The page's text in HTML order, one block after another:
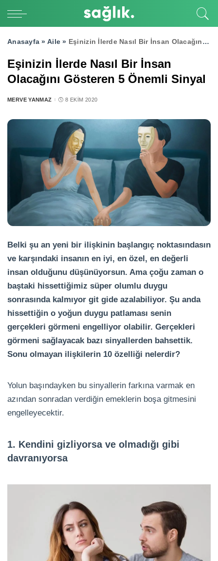
Anasayfa » Aile » Eşinizin İlerde Nasıl Bir İnsan Olacağını Gösteren 5 Önemli Sinyal
Eşinizin İlerde Nasıl Bir İnsan
Olacağını Gösteren 5 Önemli Sinyal
POSTED
MERVE YANMAZ 8 EKIM 2020
Belki şu an yeni bir ilişkinin başlangıç noktasındasın
ve karşındaki insanın en iyi, en özel, en değerli
insan olduğunu düşünüyorsun. Ama çoğu zaman o
baştaki hissettiğimiz süper olumlu duygu
sonrasında kalmıyor git gide azalabiliyor. Şu anda
hissettiğin o yoğun duygu patlaması senin
gerçekleri görmeni engelliyor olabilir. Gerçekleri
görmeni sağlayacak bazı sinyallerden bahsettik.
Sonu olmayan ilişkilerin 10 özelliği nelerdir?
Yolun başındayken bu sinyallerin farkına varmak en
azından sonradan verdiğin emeklerin boşa gitmesini
engelleyecektir.
1. Kendini gizliyorsa ve olmadığı gibi
davranıyorsa